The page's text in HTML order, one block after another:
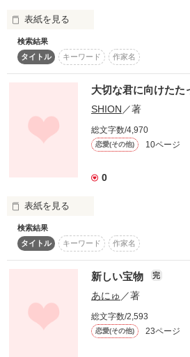
沖縄の方言も出していきたいと思いま
作品を読む
でも今では大切な宝物
ずっと君のこと忘れない
お互いいろんな辛い思いをして付き合
でも幸せの時間は短かった
作品を読む
表紙を見る
大好き・・・。大好きです・・・。大
き・・・。言葉に表せないほど・・・
たけどあなたに出会えて本当によかっ
けど楽しかった・・・。あなたとの思
い・・・。忘れたくない・・・。忘れ
出は一生の宝物・・・。あたしにとっ
だ・・・。大切な大切な・・・宝物・
検索結果
タイトル
キーワード 作家名
大切な君に向けたた
SHION ／著
総文字数/4,970
恋愛(その他) 10ページ
0
表紙を見る
悠（ハルカ）に出逢えたこと
それはアタシの１５年間という短い人
検索結果
タイトル
キーワード 作家名
新しい宝物 完
あにゅ ／著
総文字数/2,593
恋愛(その他) 23ページ